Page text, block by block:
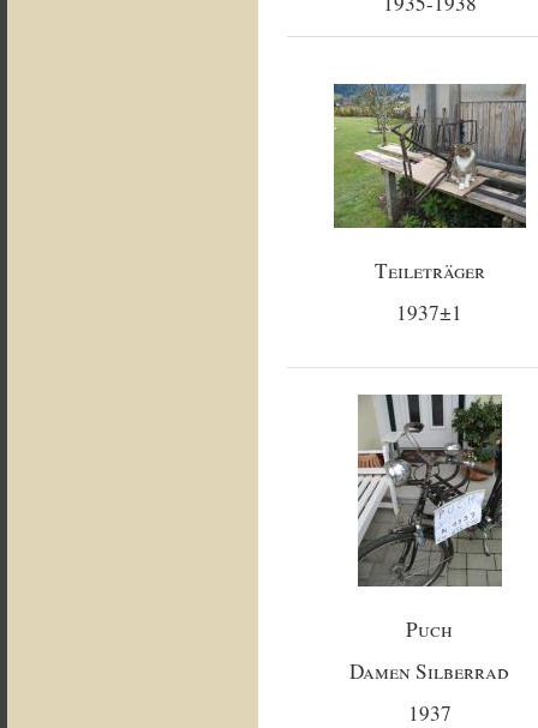
Teileträger
1937±1
Puch
Damen Silberrad
1937